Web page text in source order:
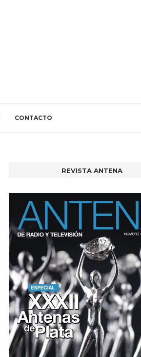
CONTACTO
REVISTA ANTENA